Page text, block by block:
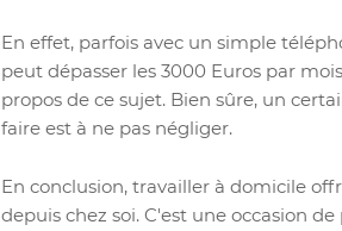
En effet, parfois avec un simple
peut dépasser les 3000 Euros par
propos de ce sujet. Bien sûre, un
faire est à ne pas négliger.
En conclusion, travailler à domicile
depuis chez soi. C'est une occasion